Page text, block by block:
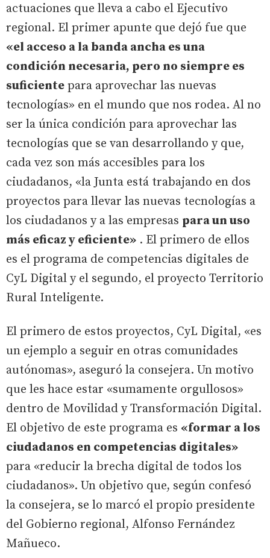
actuaciones que lleva a cabo el Ejecutivo
regional. El primer apunte que dejó fue que
«el acceso a la banda ancha es una
condición necesaria, pero no siempre es
suficiente para aprovechar las nuevas
tecnologías» en el mundo que nos rodea. Al no
ser la única condición para aprovechar las
tecnologías que se van desarrollando y que,
cada vez son más accesibles para los
ciudadanos, «la Junta está trabajando en dos
proyectos para llevar las nuevas tecnologías a
los ciudadanos y a las empresas para un uso
más eficaz y eficiente» . El primero de ellos
es el programa de competencias digitales de
CyL Digital y el segundo, el proyecto Territorio
Rural Inteligente.
El primero de estos proyectos, CyL Digital, «es
un ejemplo a seguir en otras comunidades
autónomas», aseguró la consejera. Un motivo
que les hace estar «sumamente orgullosos»
dentro de Movilidad y Transformación Digital.
El objetivo de este programa es «formar a los
ciudadanos en competencias digitales»
para «reducir la brecha digital de todos los
ciudadanos». Un objetivo que, según confesó
la consejera, se lo marcó el propio presidente
del Gobierno regional, Alfonso Fernández
Mañueco.